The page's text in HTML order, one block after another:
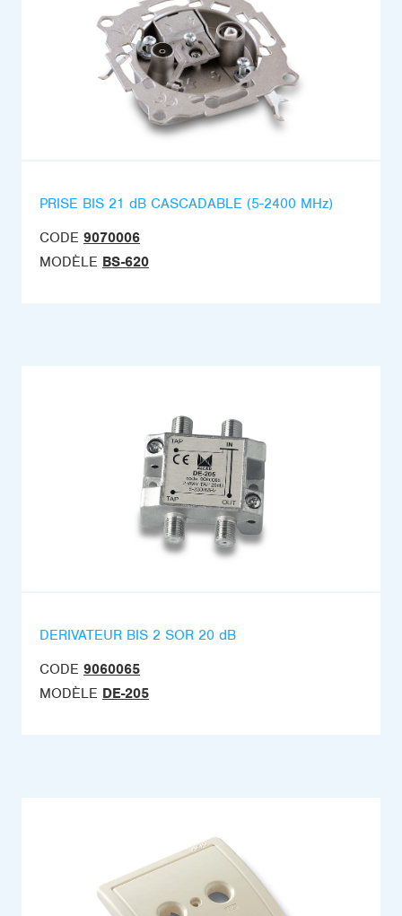
PRISE BIS 21 dB CASCADABLE (5-2400 MHz)
CODE 9070006
MODÈLE BS-620
DERIVATEUR BIS 2 SOR 20 dB
CODE 9060065
MODÈLE DE-205